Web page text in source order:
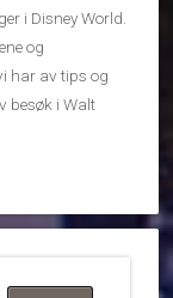
i Disney World.
og
har av tips og
besøk i Walt